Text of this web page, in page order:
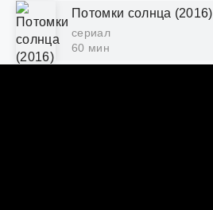
Потомки солнца (2016)
сериал
60 мин